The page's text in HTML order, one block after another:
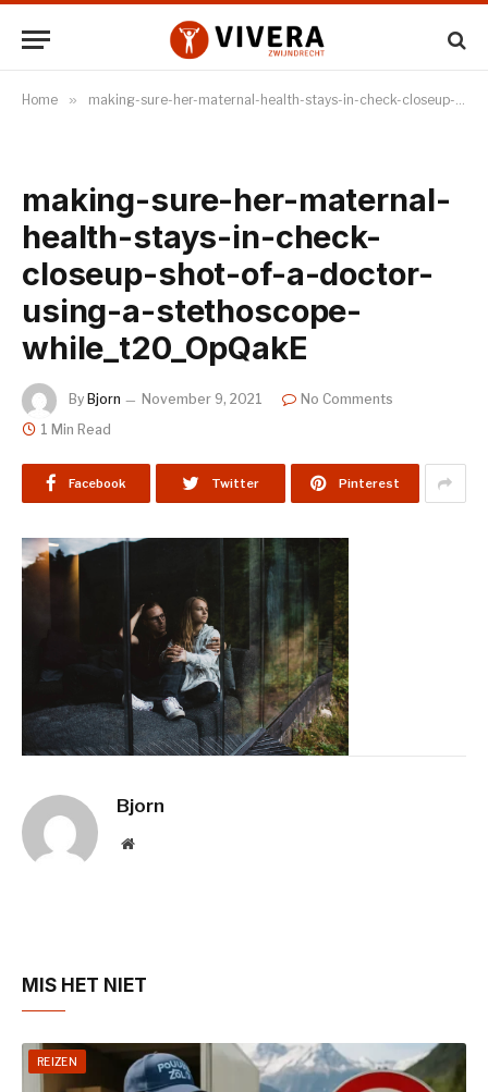
Home » making-sure-her-maternal-health-stays-in-check-closeup-shot-of-a-doctor-using-a-stethoscope-while_t20_OpQakE
making-sure-her-maternal-
health-stays-in-check-
closeup-shot-of-a-doctor-
using-a-stethoscope-
while_t20_OpQakE
By Bjorn November 9, 2021
No Comments
1 Min Read
Facebook Twitter Pinterest
Bjorn
Website
MIS HET NIET
REIZEN